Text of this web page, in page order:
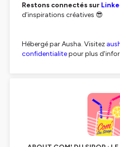
Restons connectés sur
d’inspirations créatives 😎
Hébergé par Ausha. Visitez
confidentialitepour plus